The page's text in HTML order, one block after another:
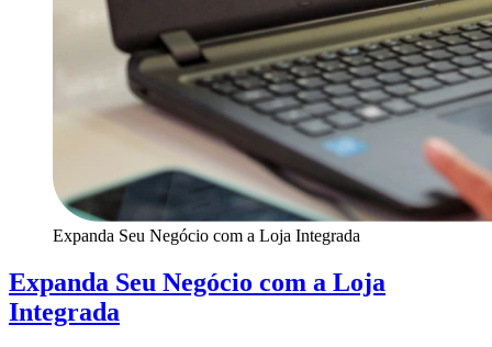
Expanda Seu Negócio com a Loja Integrada
Expanda Seu Negócio com a Loja
Integrada